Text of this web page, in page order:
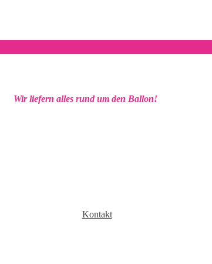
Wir liefern alles rund um den Ballon!
Kontakt